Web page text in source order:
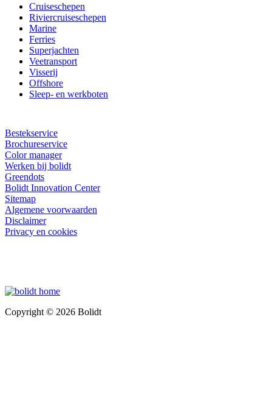
Cruiseschepen
Riviercruiseschepen
Marine
Ferries
Superjachten
Veetransport
Visserij
Offshore
Sleep- en werkboten
Bestekservice
Brochureservice
Color manager
Werken bij bolidt
Greendots
Bolidt Innovation Center
Sitemap
Algemene voorwaarden
Disclaimer
Privacy en cookies
Copyright © 2026 Bolidt